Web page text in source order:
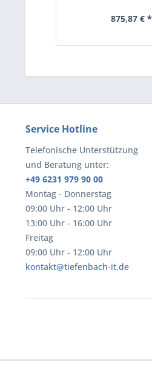
875,87 € *
Service Hotline
Telefonische Unterstützung
und Beratung unter:
+49 6231 979 90 00
Montag - Donnerstag
09:00 Uhr - 12:00 Uhr
13:00 Uhr - 16:00 Uhr
Freitag
09:00 Uhr - 12:00 Uhr
kontakt@tiefenbach-it.de